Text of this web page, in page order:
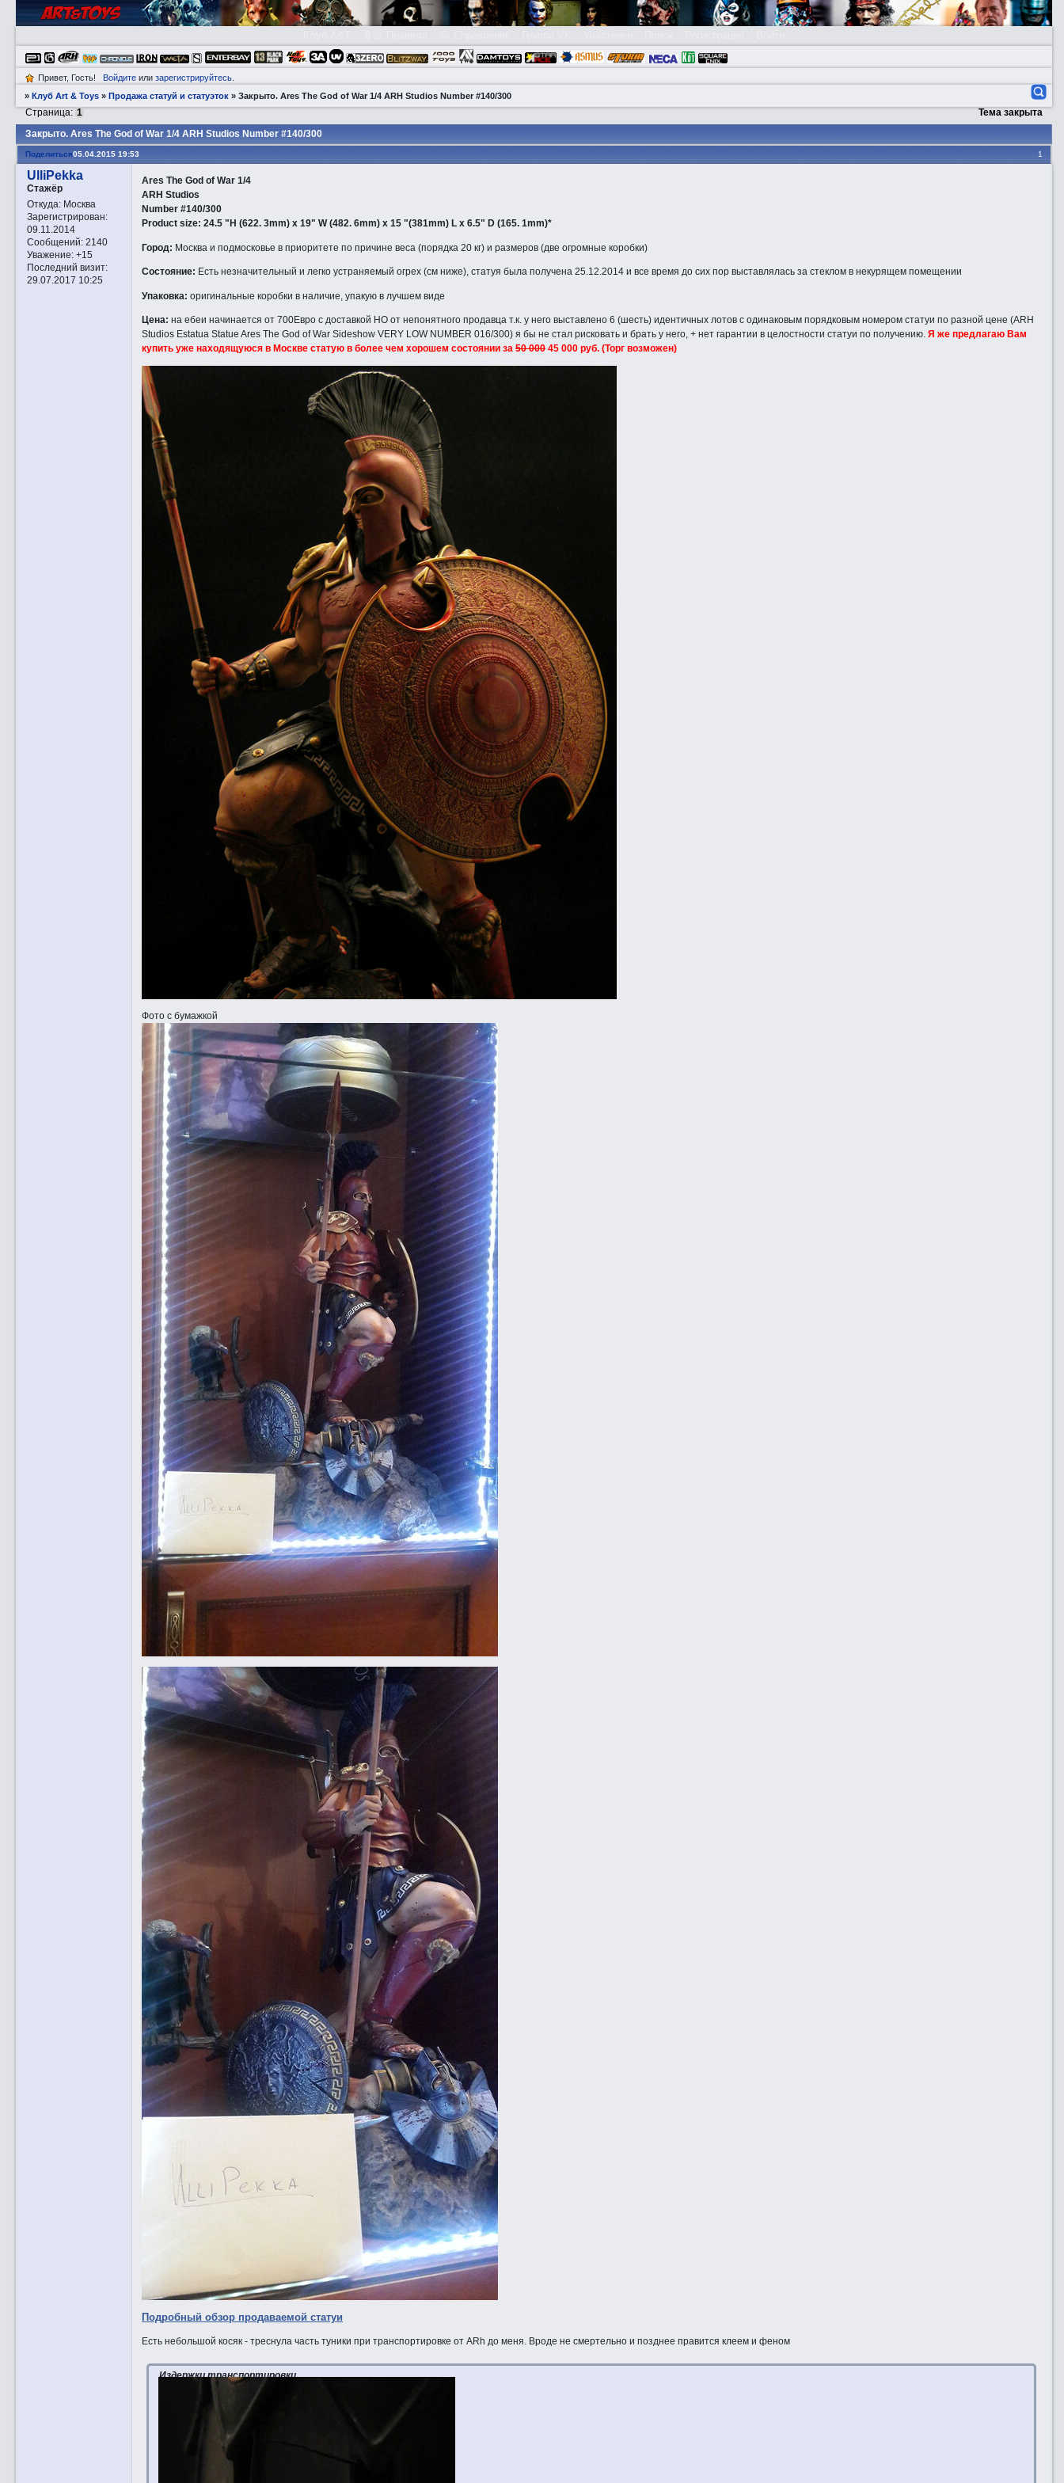
Привет, Гость! Войдитеили зарегистрируйтесь.
»Клуб Art & Toys »Продажа статуй и статуэток »Закрытo. Ares The God of War 1/4 ARH Studios Number #140/300
Закрытo. Ares The God of War 1/4 ARH Studios Number #140/300
Страница: 1 Тема закрыта
Поделиться 1
05.04.2015 19:53
UlliPekka
Стажёр
Откуда:Москва
Зарегистрирован:
09.11.2014
Сообщений:2140
Уважение: +15
Последний визит:
29.07.2017 10:25
Ares The God of War 1/4
ARH Studios
Number #140/300
Product size: 24.5 "H (622. 3mm) x 19" W (482. 6mm) x 15 "(381mm) L x 6.5" D (165. 1mm)*
Город: Москва и подмосковье в приоритете по причине веса (порядка 20 кг) и размеров (две огромные коробки)
Состояние: Есть незначительный и легко устраняемый огрех (см ниже), статуя была получена 25.12.2014 и все время до сих пор выставлялась за стеклом в некурящем помещении
Упаковка: оригинальные коробки в наличие, упакую в лучшем виде
Цена: на ебеи начинается от 700Евро с доставкой НО от непонятного продавца т.к. у него выставлено 6 (шесть) идентичных лотов с одинаковым порядковым номером статуи по разной цене (ARH
Studios Estatua Statue Ares The God of War Sideshow VERY LOW NUMBER 016/300) я бы не стал рисковать и брать у него, + нет гарантии в целостности статуи по получению. Я же предлагаю Вам
купить уже находящуюся в Москве статую в более чем хорошем состоянии за 50 00045 000 руб. (Торг возможен)
Фото с бумажкой
Подробный обзор продаваемой статуи
Есть небольшой косяк - треснула часть туники при транспортировке от ARh до меня. Вроде не смертельно и позднее правится клеем и феном
Издержки транспортировки